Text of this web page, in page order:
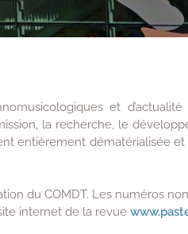
et
la recherche, le
entièrement dématérialisée
du COMDT. Les numéros
internet de la revue